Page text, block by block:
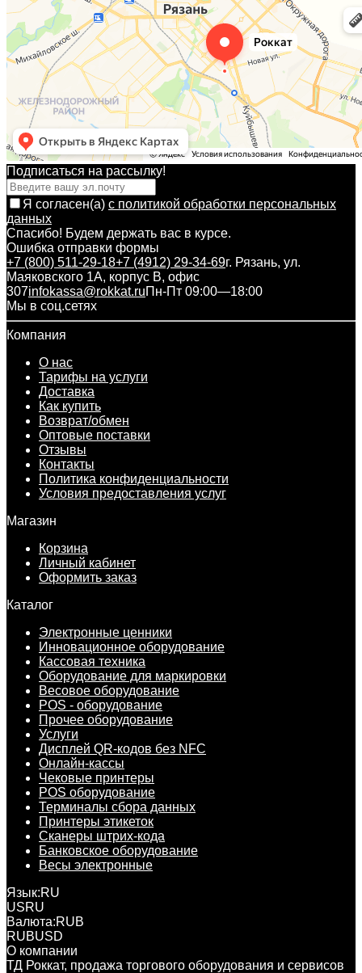
Подписаться на рассылкy!
Я согласен(a) с политикой обработки персональных
данных
Спасибо! Будем держать вас в курсе.
Ошибка отправки формы
+7 (800) 511-29-18+7 (4912) 29-34-69г. Рязань, ул.
Маяковского 1А, корпус B, офис
307infokassa@rokkat.ruПн-Пт 09:00—18:00
Мы в соц.сетях
Компания
О нас
Тарифы на услуги
Доставка
Как купить
Возврат/обмен
Оптовые поставки
Отзывы
Контакты
Политика конфиденциальности
Условия предоставления услуг
Магазин
Корзина
Личный кабинет
Оформить заказ
Каталог
Электронные ценники
Инновационное оборудование
Кассовая техника
Оборудование для маркировки
Весовое оборудование
POS - оборудование
Прочее оборудование
Услуги
Дисплей QR-кодов без NFC
Онлайн-кассы
Чековые принтеры
POS оборудование
Терминалы сбора данных
Принтеры этикеток
Сканеры штрих-кода
Банковское оборудование
Весы электронные
Язык:RU
USRU
Валюта:RUB
RUBUSD
О компании
ТД Роккат, продажа торгового оборудования и сервисов